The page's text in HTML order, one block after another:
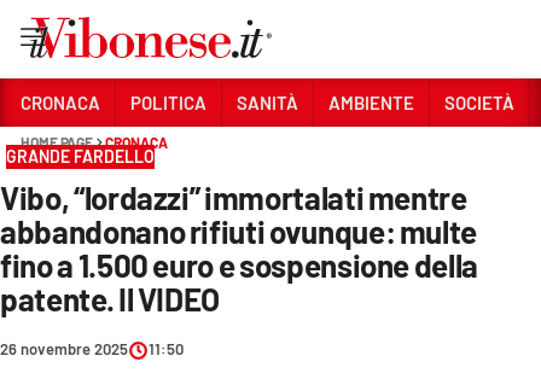
Sezioni
CRONACA
POLITICA
SANITÀ
AMBIENTE
CRONACA POLITICA SANITÀ AMBIENTE SOCIETÀ
HOME PAGE CRONACA
GRANDE FARDELLO
Vibo, “lordazzi” immortalati mentre
abbandonano rifiuti ovunque: multe
fino a 1.500 euro e sospensione della
patente. Il VIDEO
26 novembre 2025 11:50